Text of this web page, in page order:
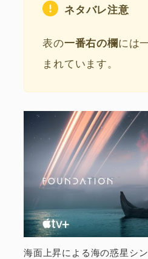
ネタバレ注意
表の一番右の欄には
まれています。
海面上昇による海の惑星シ